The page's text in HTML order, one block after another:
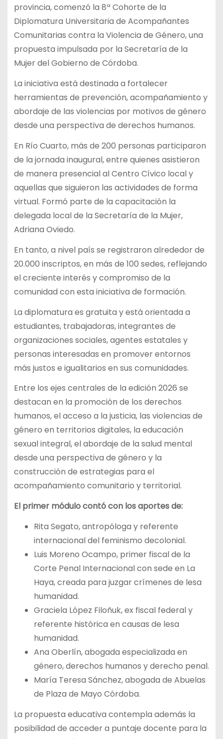
provincia, comenzó la 8ª Cohorte de la
Diplomatura Universitaria de Acompañantes
Comunitarias contra la Violencia de Género, una
propuesta impulsada por la Secretaría de la
Mujer del Gobierno de Córdoba.
La iniciativa está destinada a fortalecer
herramientas de prevención, acompañamiento y
abordaje de las violencias por motivos de género
desde una perspectiva de derechos humanos.
En Río Cuarto, más de 200 personas participaron
de la jornada inaugural, entre quienes asistieron
de manera presencial al Centro Cívico local y
aquellas que siguieron las actividades de forma
virtual. Formó parte de la capacitación la
delegada local de la Secretaría de la Mujer,
Adriana Oviedo.
En tanto, a nivel país se registraron alrededor de
20.000 inscriptos, en más de 100 sedes, reflejando
el creciente interés y compromiso de la
comunidad con esta iniciativa de formación.
La diplomatura es gratuita y está orientada a
estudiantes, trabajadoras, integrantes de
organizaciones sociales, agentes estatales y
personas interesadas en promover entornos
más justos e igualitarios en sus comunidades.
Entre los ejes centrales de la edición 2026 se
destacan en la promoción de los derechos
humanos, el acceso a la justicia, las violencias de
género en territorios digitales, la educación
sexual integral, el abordaje de la salud mental
desde una perspectiva de género y la
construcción de estrategias para el
acompañamiento comunitario y territorial.
El primer módulo contó con los aportes de:
Rita Segato, antropóloga y referente
internacional del feminismo decolonial.
Luis Moreno Ocampo, primer fiscal de la
Corte Penal Internacional con sede en La
Haya, creada para juzgar crímenes de lesa
humanidad.
Graciela López Filoñuk, ex fiscal federal y
referente histórica en causas de lesa
humanidad.
Ana Oberlín, abogada especializada en
género, derechos humanos y derecho penal.
María Teresa Sánchez, abogada de Abuelas
de Plaza de Mayo Córdoba.
La propuesta educativa contempla además la
posibilidad de acceder a puntaje docente para la